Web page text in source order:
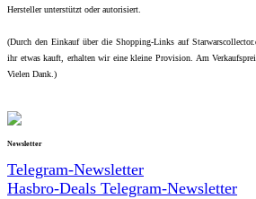
Hersteller unterstützt oder autorisiert.
(Durch den Einkauf über die Shopping-Links auf
ihr etwas kauft, erhalten wir eine kleine Provision. Am
Vielen Dank.)
Newsletter
Telegram-Newsletter
Hasbro-Deals Telegram-Newsletter